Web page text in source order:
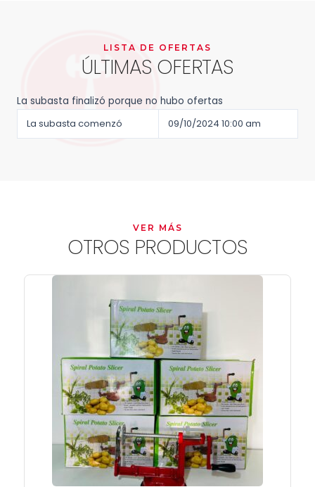
LISTA DE OFERTAS
ÚLTIMAS OFERTAS
La subasta finalizó porque no hubo ofertas
La subasta comenzó
09/10/2024 10:00 am
VER MÁS
OTROS PRODUCTOS